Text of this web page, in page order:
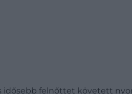
idősebb felnőttet követett